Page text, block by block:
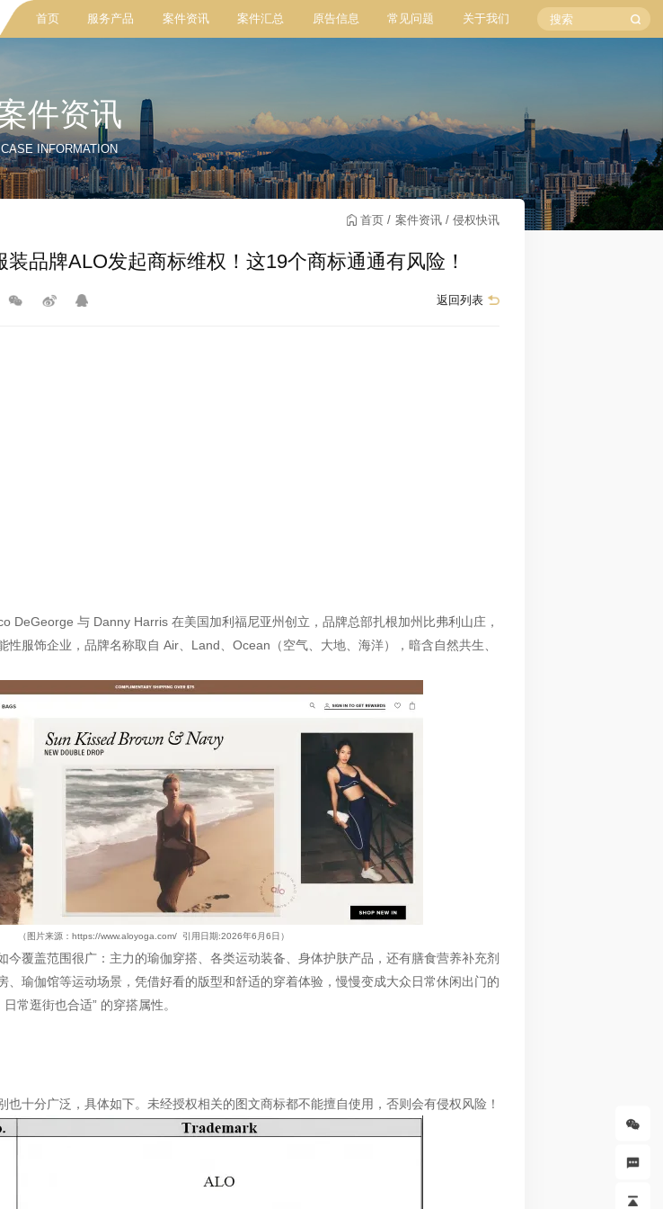
首页 服务产品 案件资讯 案件汇总 原告信息 常见问题 关于我们
件资讯
CASE INFORMATION
首页 案件资讯 侵权快讯
品牌ALO发起商标维权！这19个商标通通有风险！
返回列表
DeGeorge 与 Danny Harris 在美国加利福尼亚州创立，品牌总部扎根加州比弗利山庄，
性服饰企业，品牌名称取自 Air、Land、Ocean（空气、大地、海洋），暗含自然共生、
（图片来源：https://www.aloyoga.com/ 引用日期:2026年6月6日）
今覆盖范围很广：主力的瑜伽穿搭、各类运动装备、身体护肤产品，还有膳食营养补充剂
、瑜伽馆等运动场景，凭借好看的版型和舒适的穿着体验，慢慢变成大众日常休闲出门的
常逛街也合适” 的穿搭属性。
也十分广泛，具体如下。未经授权相关的图文商标都不能擅自使用，否则会有侵权风险！